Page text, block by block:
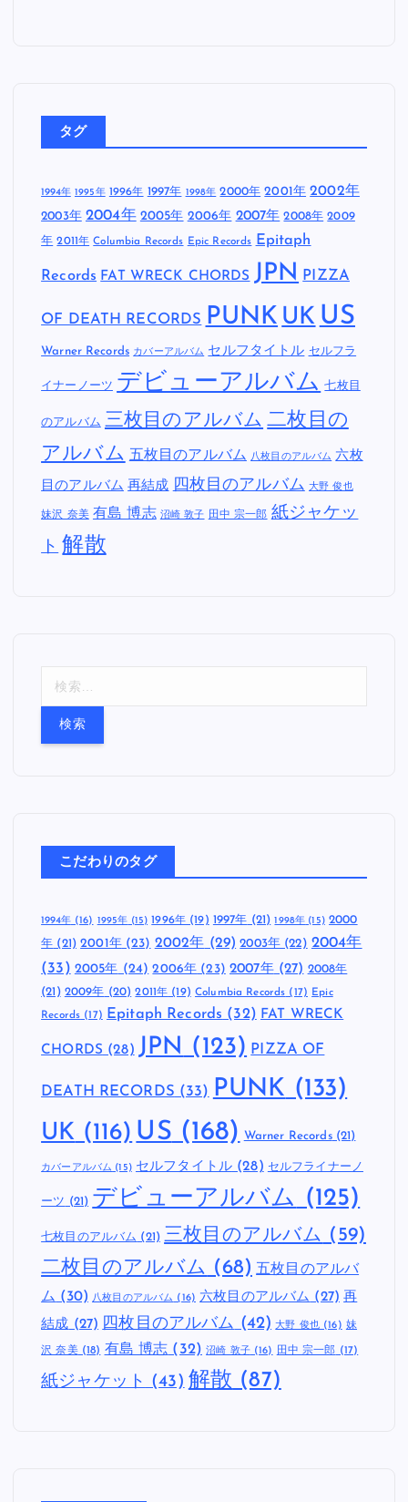
タグ
1994年 1995年 1996年 1997年 1998年 2000年 2001年 2002年
2003年 2004年 2005年 2006年 2007年 2008年 2009
年 2011年 Columbia Records Epic Records Epitaph
Records FAT WRECK CHORDS JPN PIZZA
OF DEATH RECORDS PUNK UK US
Warner Records カバーアルバム セルフタイトル セルフラ
イナーノーツ デビューアルバム 七枚目
のアルバム 三枚目のアルバム 二枚目の
アルバム 五枚目のアルバム 八枚目のアルバム 六枚
目のアルバム 再結成 四枚目のアルバム 大野 俊也
妹沢 奈美 有島 博志 沼崎 敦子 田中 宗一郎 紙ジャケッ
ト 解散
こだわりのタグ
1994年(16) 1995年 (15) 1996年(19) 1997年 (21) 1998年 (15) 2000
年 (21) 2001年(23) 2002年 (29) 2003年 (22) 2004年
(33) 2005年 (24) 2006年 (23) 2007年(27) 2008年
(21) 2009年 (20) 2011年 (19) Columbia Records (17) Epic
Records (17) Epitaph Records (32) FAT WRECK
CHORDS (28) JPN (123) PIZZA OF
DEATH RECORDS (33) PUNK (133)
UK (116) US (168) Warner Records(21)
カバーアルバム (15) セルフタイトル(28) セルフライナーノ
ーツ (21) デビューアルバム (125)
七枚目のアルバム (21) 三枚目のアルバム (59)
二枚目のアルバム (68) 五枚目のアルバ
ム (30) 八枚目のアルバム (16) 六枚目のアルバム (27) 再
結成 (27) 四枚目のアルバム (42) 大野 俊也(16) 妹
沢 奈美(18) 有島 博志 (32) 沼崎 敦子(16) 田中 宗一郎 (17)
紙ジャケット (43) 解散 (87)